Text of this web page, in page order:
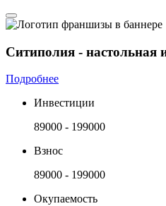
Ситиполия - настольная
Подробнее
Инвестиции
89000 - 199000
Взнос
89000 - 199000
Окупаемость